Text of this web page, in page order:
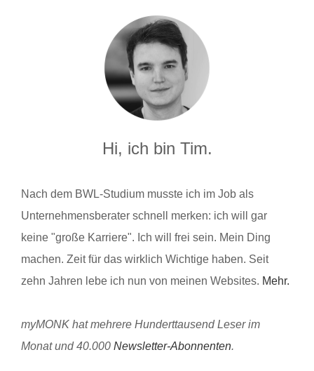
Hi, ich bin Tim.
Nach dem BWL-Studium musste ich im Job als
Unternehmensberater schnell merken: ich will gar
keine "große Karriere". Ich will frei sein. Mein Ding
machen. Zeit für das wirklich Wichtige haben. Seit
zehn Jahren lebe ich nun von meinen Websites. Mehr.
myMONK hat mehrere Hunderttausend Leser im
Monat und 40.000 Newsletter-Abonnenten.